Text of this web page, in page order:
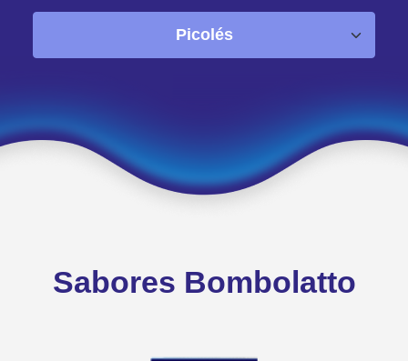
Sabores Bombolatto